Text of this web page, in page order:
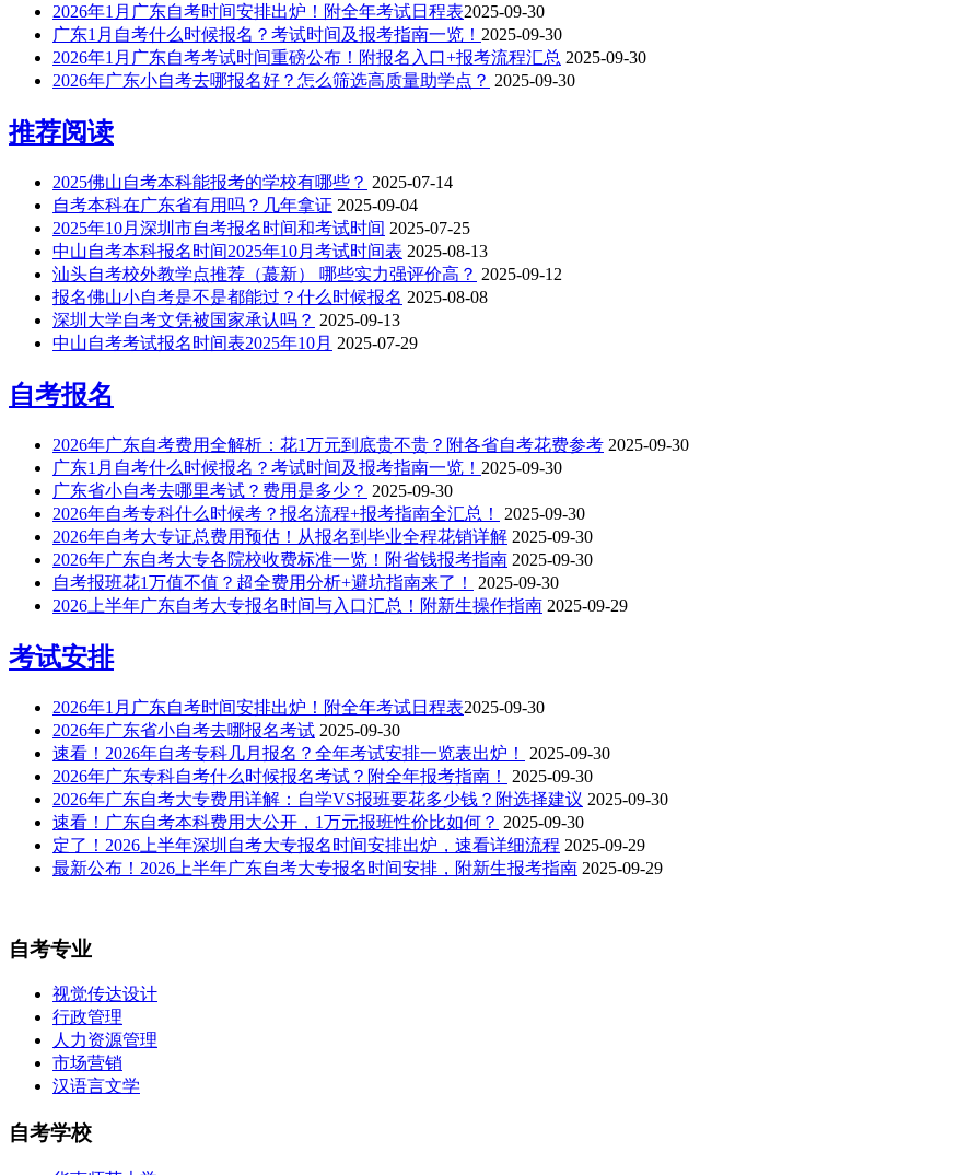
2026年1月广东自考时间安排出炉！附全年考试日程表​2025-09-30
广东1月自考什么时候报名？考试时间及报考指南一览！​ 2025-09-30
2026年1月广东自考考试时间重磅公布！附报名入口+报考流程汇总 2025-09-30
2026年广东小自考去哪报名好？怎么筛选高质量助学点？ 2025-09-30
推荐阅读
2025佛山自考本科能报考的学校有哪些？ 2025-07-14
自考本科在广东省有用吗？几年拿证 2025-09-04
2025年10月深圳市自考报名时间和考试时间 2025-07-25
中山自考本科报名时间2025年10月考试时间表 2025-08-13
汕头自考校外教学点推荐（蕞新） 哪些实力强评价高？ 2025-09-12
报名佛山小自考是不是都能过？什么时候报名 2025-08-08
深圳大学自考文凭被国家承认吗？ 2025-09-13
中山自考考试报名时间表2025年10月 2025-07-29
自考报名
2026年广东自考费用全解析：花1万元到底贵不贵？附各省自考花费参考 2025-09-30
广东1月自考什么时候报名？考试时间及报考指南一览！​ 2025-09-30
广东省小自考去哪里考试？费用是多少？ 2025-09-30
2026年自考专科什么时候考？报名流程+报考指南全汇总！
2025-09-30
2026年自考大专证总费用预估！从报名到毕业全程花销详解 2025-09-30
2026年广东自考大专各院校收费标准一览！附省钱报考指南 2025-09-30
自考报班花1万值不值？超全费用分析+避坑指南来了！
2025-09-30
2026上半年广东自考大专报名时间与入口汇总！附新生操作指南 2025-09-29
考试安排
2026年1月广东自考时间安排出炉！附全年考试日程表​2025-09-30
2026年广东省小自考去哪报名考试 2025-09-30
速看！2026年自考专科几月报名？全年考试安排一览表出炉！
2025-09-30
2026年广东专科自考什么时候报名考试？附全年报考指南！
2025-09-30
2026年广东自考大专费用详解：自学VS报班要花多少钱？附选择建议 2025-09-30
速看！广东自考本科费用大公开，1万元报班性价比如何？ 2025-09-30
定了！2026上半年深圳自考大专报名时间安排出炉，速看详细流程 2025-09-29
最新公布！2026上半年广东自考大专报名时间安排，附新生报考指南 2025-09-29
自考专业
视觉传达设计
行政管理
人力资源管理
市场营销
汉语言文学
自考学校